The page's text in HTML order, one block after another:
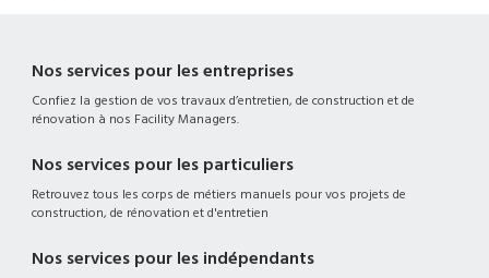
Nos services pour les entreprises
Confiez la gestion de vos travaux d’entretien, de construction et de
rénovation à nos Facility Managers.
Nos services pour les particuliers
Retrouvez tous les corps de métiers manuels pour vos projets de
construction, de rénovation et d'entretien
Nos services pour les indépendants